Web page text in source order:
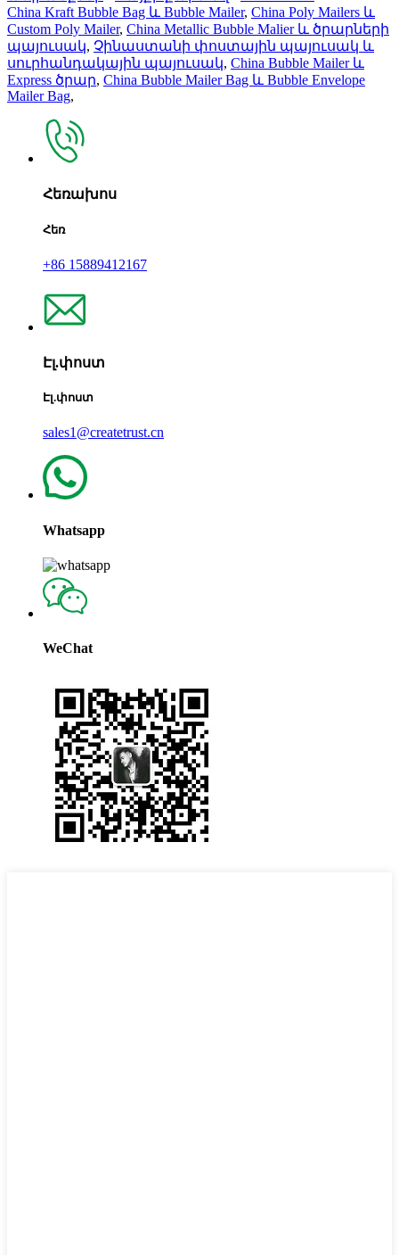
China Kraft Bubble Bag և Bubble Mailer, China Poly Mailers և
Custom Poly Mailer, China Metallic Bubble Malier և ծրարների
պայուսակ, Չինաստանի փոստային պայուսակ և
սուրհանդակային պայուսակ, China Bubble Mailer և
Express ծրար, China Bubble Mailer Bag և Bubble Envelope
Mailer Bag,
Հեռախոս
Հեռ
+86 15889412167
Էլ.փոստ
Էլ.փոստ
sales1@createtrust.cn
Whatsapp
WeChat